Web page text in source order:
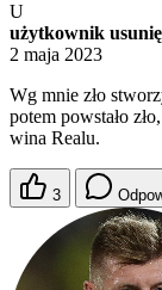
U
użytkownik
2 maja 2023
Wg mnie zło
potem powstało
wina Realu.
3